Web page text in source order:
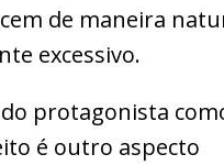
de maneira
excessivo.
protagonista
é outro aspecto